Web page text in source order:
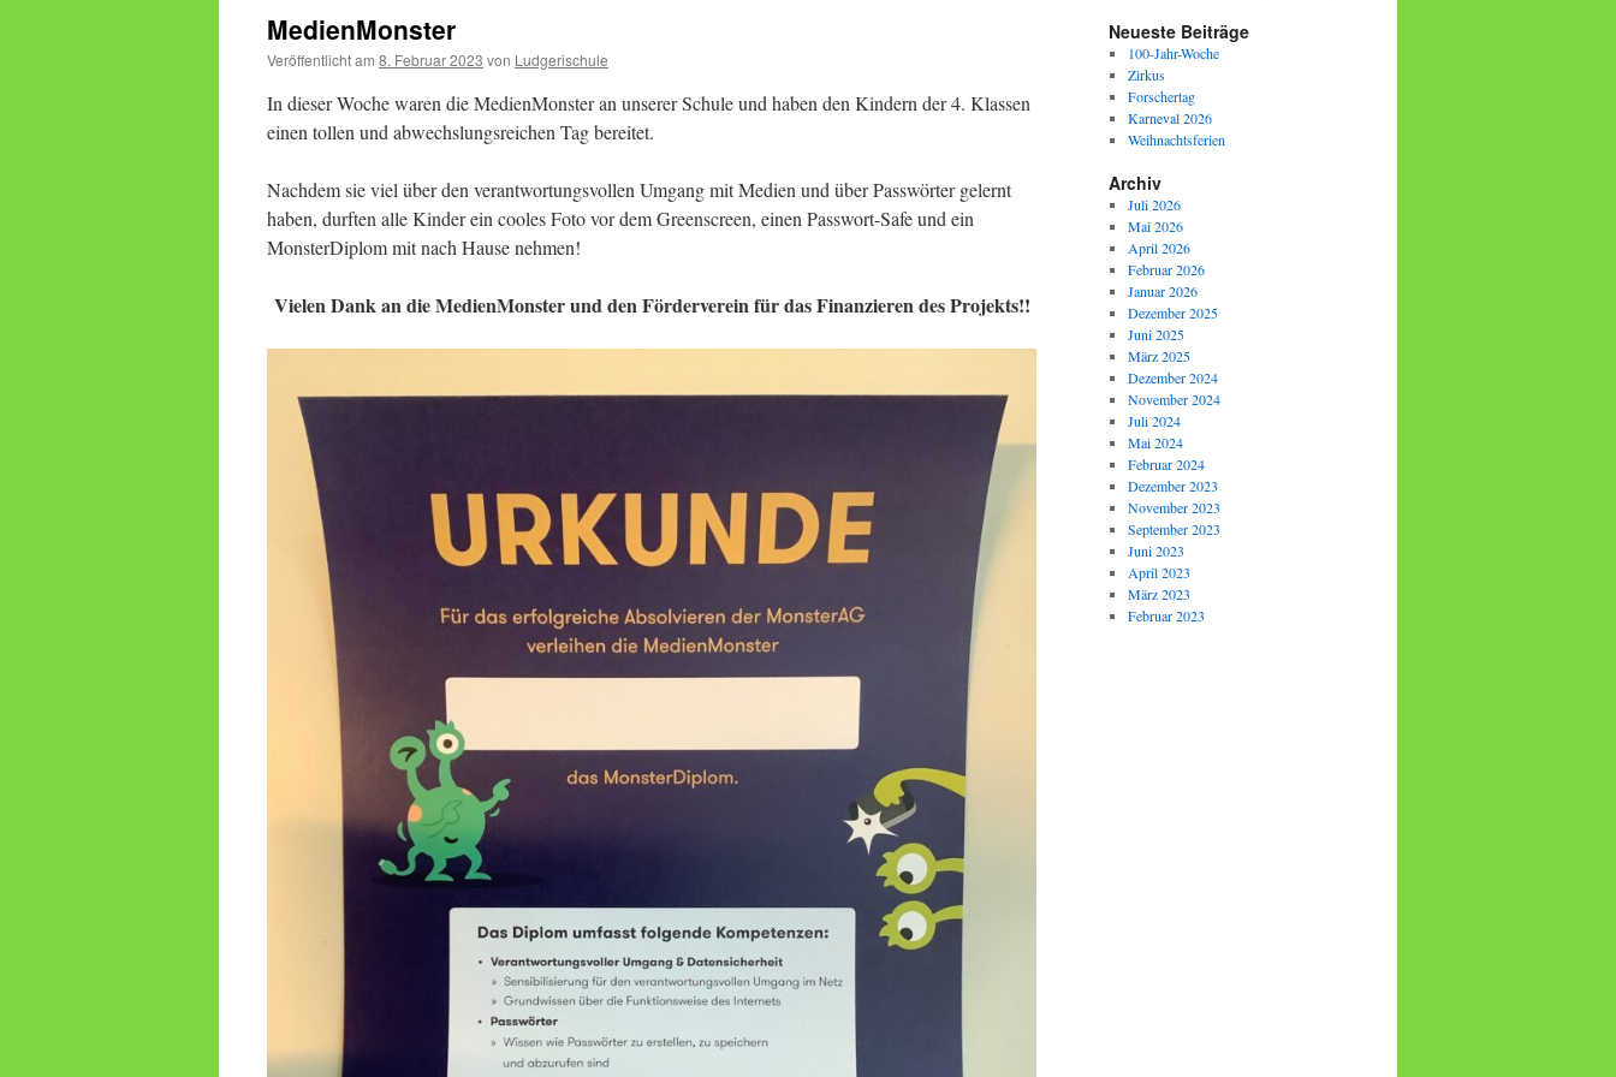
MedienMonster
Veröffentlicht am 8. Februar 2023 von Ludgerischule
In dieser Woche waren die MedienMonster an unserer Schule und haben den Kindern der 4. Klassen
einen tollen und abwechslungsreichen Tag bereitet.
Nachdem sie viel über den verantwortungsvollen Umgang mit Medien und über Passwörter gelernt
haben, durften alle Kinder ein cooles Foto vor dem Greenscreen, einen Passwort-Safe und ein
MonsterDiplom mit nach Hause nehmen!
Vielen Dank an die MedienMonster und den Förderverein für das Finanzieren des Projekts!!
Neueste Beiträge
100-Jahr-Woche
Zirkus
Forschertag
Karneval 2026
Weihnachtsferien
Archiv
Juli 2026
Mai 2026
April 2026
Februar 2026
Januar 2026
Dezember 2025
Juni 2025
März 2025
Dezember 2024
November 2024
Juli 2024
Mai 2024
Februar 2024
Dezember 2023
November 2023
September 2023
Juni 2023
April 2023
März 2023
Februar 2023